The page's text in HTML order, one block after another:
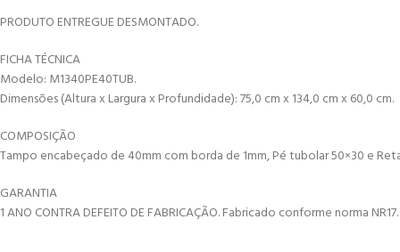
PRODUTO ENTREGUE DESMONTADO.
FICHA TÉCNICA
Modelo: M1340PE40TUB.
Dimensões (Altura x Largura x Profundidade): 75,0 cm x 134,0 cm x 60,0 cm.
COMPOSIÇÃO
Tampo encabeçado de 40mm com borda de 1mm, Pé tubolar 50×30 e
GARANTIA
1 ANO CONTRA DEFEITO DE FABRICAÇÃO. Fabricado conforme norma NR17.